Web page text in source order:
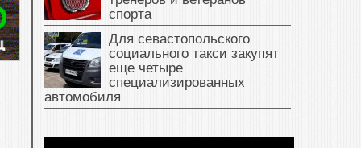
спорта
Для севастопольского
социального такси закупят
еще четыре
специализированных
автомобиля